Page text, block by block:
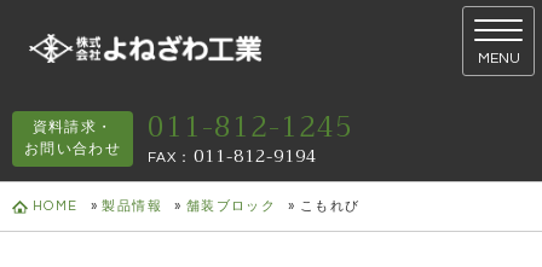
資料請求・
お問い合わせ
011-812-1245
FAX ： 011-812-9194
MENU
HOME »製品情報 » 舗装ブロック » こもれび